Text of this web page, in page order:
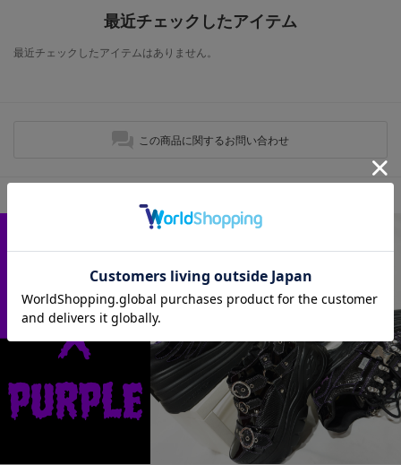
最近チェックしたアイテム
最近チェックしたアイテムはありません。
この商品に関するお問い合わせ